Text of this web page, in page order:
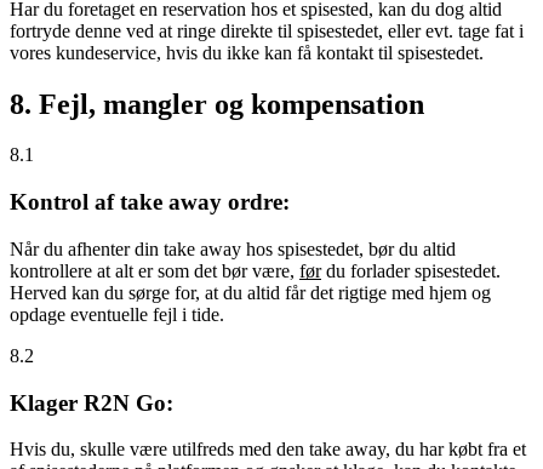
Har du foretaget en reservation hos et spisested, kan du dog altid
fortryde denne ved at ringe direkte til spisestedet, eller evt. tage fat i
vores kundeservice, hvis du ikke kan få kontakt til spisestedet.
8. Fejl, mangler og kompensation
8.1
Kontrol af take away ordre:
Når du afhenter din take away hos spisestedet, bør du altid
kontrollere at alt er som det bør være, førdu forlader spisestedet.
Herved kan du sørge for, at du altid får det rigtige med hjem og
opdage eventuelle fejl i tide.
8.2
Klager R2N Go:
Hvis du, skulle være utilfreds med den take away, du har købt fra et